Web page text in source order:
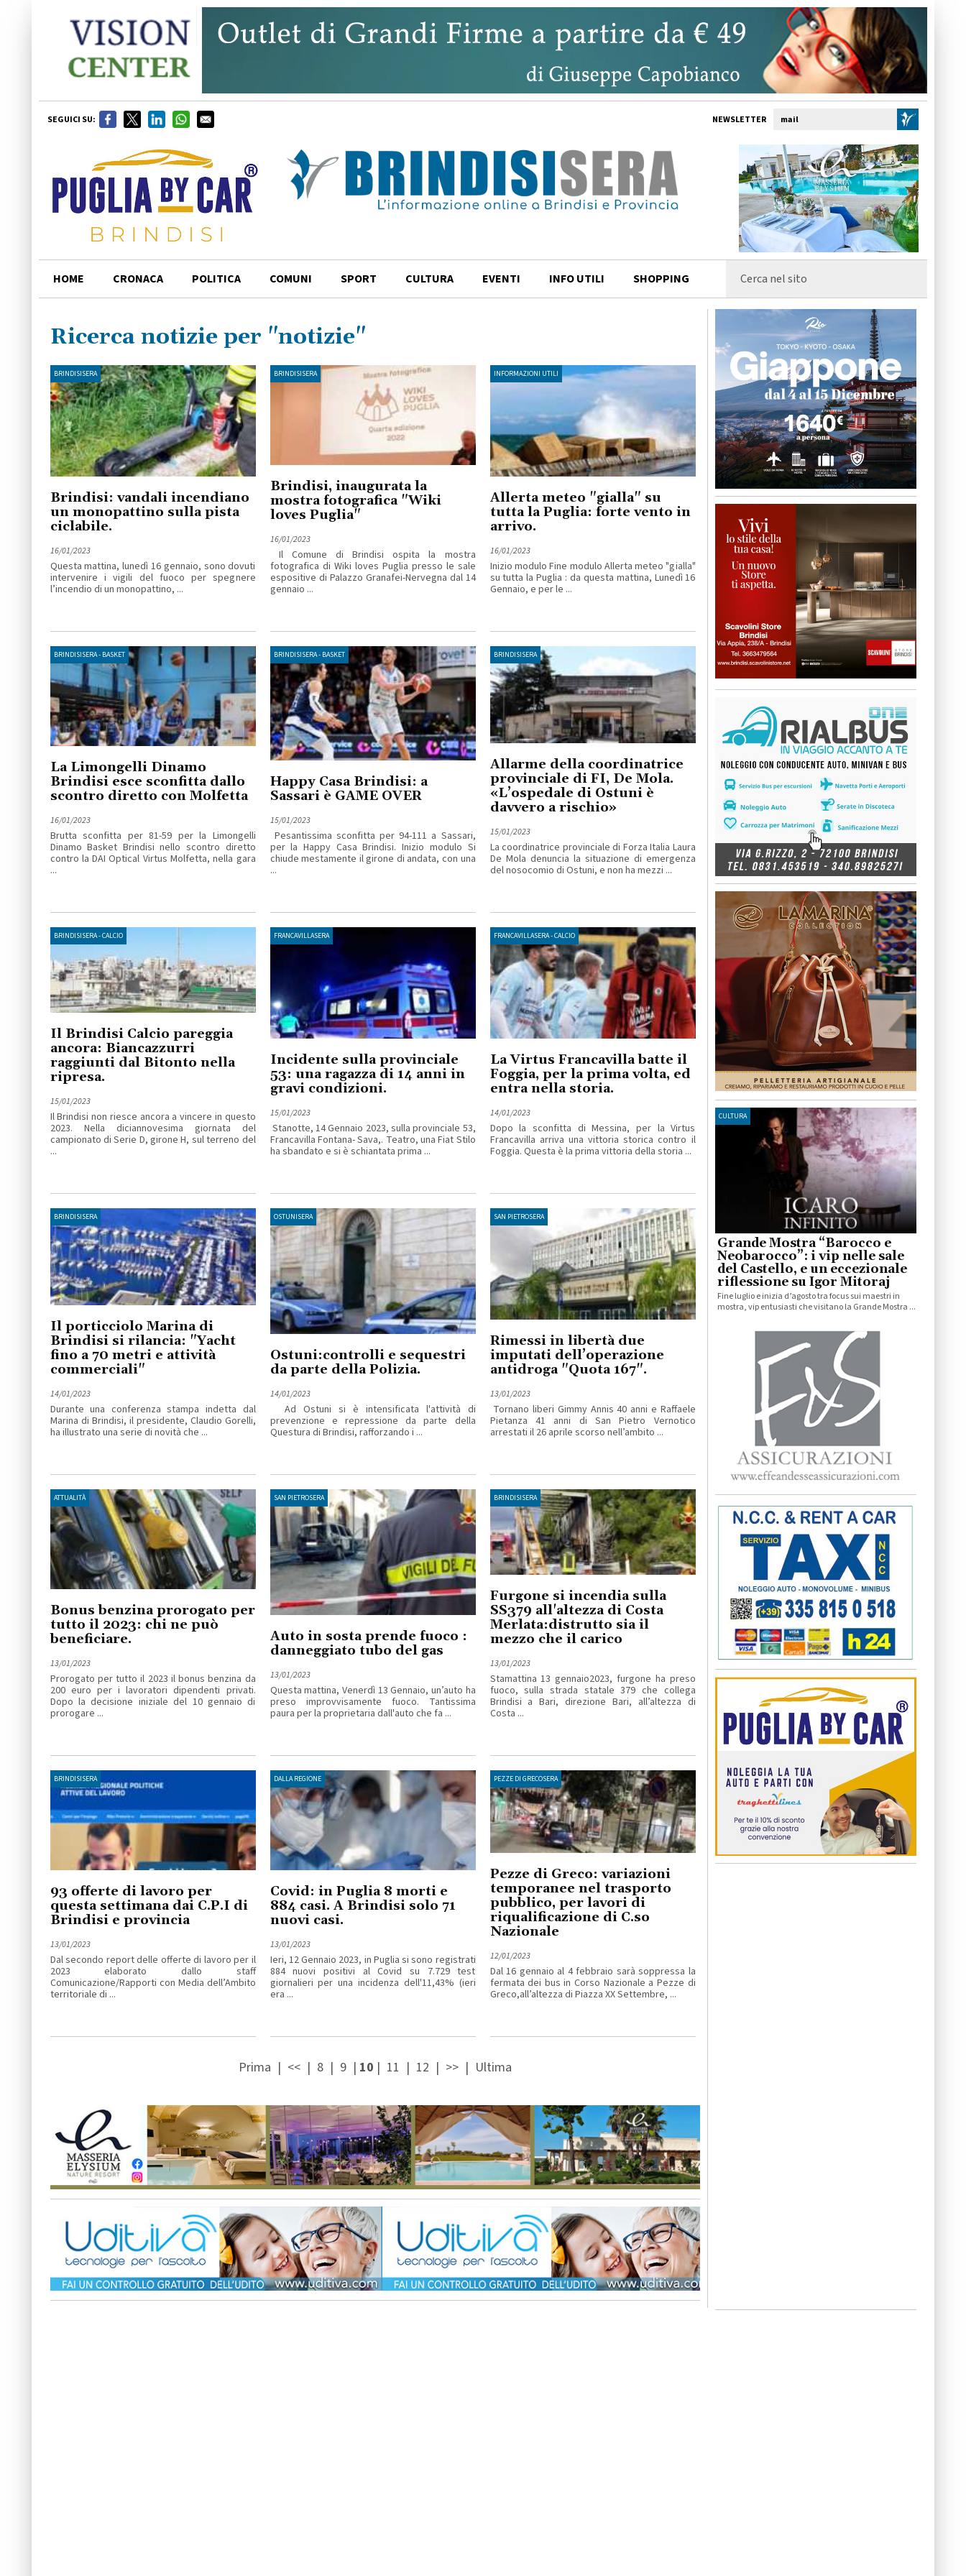
SEGUICI SU: NEWSLETTER
HOME CRONACA POLITICA COMUNI SPORT CULTURA EVENTI INFO UTILI SHOPPING
Ricerca notizie per "notizie"
BRINDISISERA
Brindisi: vandali incendiano
un monopattino sulla pista
ciclabile.
16/01/2023
Questa mattina, lunedì 16 gennaio, sono dovuti
intervenire i vigili del fuoco per spegnere
l’incendio di un monopattino, ...
BRINDISISERA
Brindisi, inaugurata la
mostra fotografica "Wiki
loves Puglia"
16/01/2023
Il Comune di Brindisi ospita la mostra
fotografica di Wiki loves Puglia presso le sale
espositive di Palazzo Granafei-Nervegna dal 14
gennaio ...
INFORMAZIONI UTILI
Allerta meteo "gialla" su
tutta la Puglia: forte vento in
arrivo.
16/01/2023
Inizio modulo Fine modulo Allerta meteo "gialla"
su tutta la Puglia : da questa mattina, Lunedì 16
Gennaio, e per le ...
BRINDISISERA - BASKET
La Limongelli Dinamo
Brindisi esce sconfitta dallo
scontro diretto con Molfetta
16/01/2023
Brutta sconfitta per 81-59 per la Limongelli
Dinamo Basket Brindisi nello scontro diretto
contro la DAI Optical Virtus Molfetta, nella gara
...
BRINDISISERA - BASKET
Happy Casa Brindisi: a
Sassari è GAME OVER
15/01/2023
Pesantissima sconfitta per 94-111 a Sassari,
per la Happy Casa Brindisi. Inizio modulo Si
chiude mestamente il girone di andata, con una
...
BRINDISISERA
Allarme della coordinatrice
provinciale di FI, De Mola.
«L’ospedale di Ostuni è
davvero a rischio»
15/01/2023
La coordinatrice provinciale di Forza Italia Laura
De Mola denuncia la situazione di emergenza
del nosocomio di Ostuni, e non ha mezzi ...
BRINDISISERA - CALCIO
Il Brindisi Calcio pareggia
ancora: Biancazzurri
raggiunti dal Bitonto nella
ripresa.
15/01/2023
Il Brindisi non riesce ancora a vincere in questo
2023. Nella diciannovesima giornata del
campionato di Serie D, girone H, sul terreno del
...
FRANCAVILLASERA
Incidente sulla provinciale
53: una ragazza di 14 anni in
gravi condizioni.
15/01/2023
Stanotte, 14 Gennaio 2023, sulla provinciale 53,
Francavilla Fontana- Sava,. Teatro, una Fiat Stilo
ha sbandato e si è schiantata prima ...
FRANCAVILLASERA - CALCIO
La Virtus Francavilla batte il
Foggia, per la prima volta, ed
entra nella storia.
14/01/2023
Dopo la sconfitta di Messina, per la Virtus
Francavilla arriva una vittoria storica contro il
Foggia. Questa è la prima vittoria della storia ...
BRINDISISERA
Il porticciolo Marina di
Brindisi si rilancia: "Yacht
fino a 70 metri e attività
commerciali"
14/01/2023
Durante una conferenza stampa indetta dal
Marina di Brindisi, il presidente, Claudio Gorelli,
ha illustrato una serie di novità che ...
OSTUNISERA
Ostuni:controlli e sequestri
da parte della Polizia.
14/01/2023
Ad Ostuni si è intensificata l'attività di
prevenzione e repressione da parte della
Questura di Brindisi, rafforzando i ...
SAN PIETROSERA
Rimessi in libertà due
imputati dell’operazione
antidroga "Quota 167".
13/01/2023
Tornano liberi Gimmy Annis 40 anni e Raffaele
Pietanza 41 anni di San Pietro Vernotico
arrestati il 26 aprile scorso nell’ambito ...
ATTUALITÀ
Bonus benzina prorogato per
tutto il 2023: chi ne può
beneficiare.
13/01/2023
Prorogato per tutto il 2023 il bonus benzina da
200 euro per i lavoratori dipendenti privati.
Dopo la decisione iniziale del 10 gennaio di
prorogare ...
SAN PIETROSERA
Auto in sosta prende fuoco :
danneggiato tubo del gas
13/01/2023
Questa mattina, Venerdì 13 Gennaio, un’auto ha
preso improvvisamente fuoco. Tantissima
paura per la proprietaria dall'auto che fa ...
BRINDISISERA
Furgone si incendia sulla
SS379 all'altezza di Costa
Merlata:distrutto sia il
mezzo che il carico
13/01/2023
Stamattina 13 gennaio2023, furgone ha preso
fuoco, sulla strada statale 379 che collega
Brindisi a Bari, direzione Bari, all’altezza di
Costa ...
BRINDISISERA
93 offerte di lavoro per
questa settimana dai C.P.I di
Brindisi e provincia
13/01/2023
Dal secondo report delle offerte di lavoro per il
2023 elaborato dallo staff
Comunicazione/Rapporti con Media dell’Ambito
territoriale di ...
DALLA REGIONE
Covid: in Puglia 8 morti e
884 casi. A Brindisi solo 71
nuovi casi.
13/01/2023
Ieri, 12 Gennaio 2023, in Puglia si sono registrati
884 nuovi positivi al Covid su 7.729 test
giornalieri per una incidenza dell'11,43% (ieri
era ...
PEZZE DI GRECOSERA
Pezze di Greco: variazioni
temporanee nel trasporto
pubblico, per lavori di
riqualificazione di C.so
Nazionale
12/01/2023
Dal 16 gennaio al 4 febbraio sarà soppressa la
fermata dei bus in Corso Nazionale a Pezze di
Greco,all’altezza di Piazza XX Settembre, ...
Prima | << | 8 | 9 | 10 | 11 | 12 | >> | Ultima
CULTURA
Grande Mostra “Barocco e
Neobarocco”: i vip nelle sale
del Castello, e un eccezionale
riflessione su Igor Mitoraj
Fine luglio e inizia d’agosto tra focus sui maestri in
mostra, vip entusiasti che visitano la Grande Mostra ...